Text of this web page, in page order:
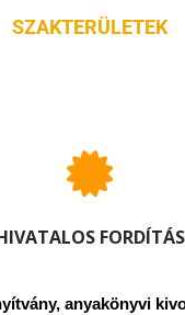
SZAKTERÜLETEK
FORDÍTÁS
anyakönyvi